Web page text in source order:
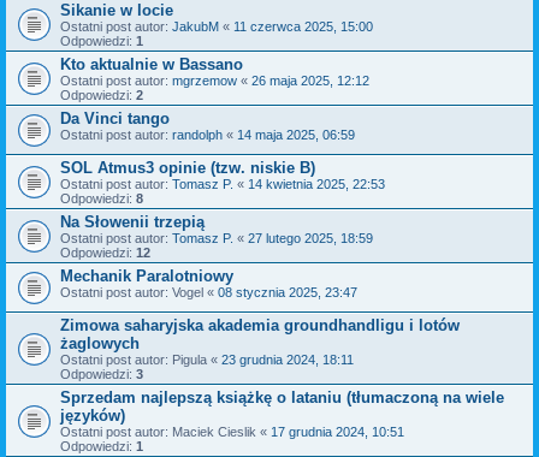
Sikanie w locie
Ostatni post autor: JakubM « 11 czerwca 2025, 15:00
Odpowiedzi: 1
Kto aktualnie w Bassano
Ostatni post autor: mgrzemow « 26 maja 2025, 12:12
Odpowiedzi: 2
Da Vinci tango
Ostatni post autor: randolph « 14 maja 2025, 06:59
SOL Atmus3 opinie (tzw. niskie B)
Ostatni post autor: Tomasz P. « 14 kwietnia 2025, 22:53
Odpowiedzi: 8
Na Słowenii trzepią
Ostatni post autor: Tomasz P. « 27 lutego 2025, 18:59
Odpowiedzi: 12
Mechanik Paralotniowy
Ostatni post autor: Vogel « 08 stycznia 2025, 23:47
Zimowa saharyjska akademia groundhandligu i lotów
żaglowych
Ostatni post autor: Pigula « 23 grudnia 2024, 18:11
Odpowiedzi: 3
Sprzedam najlepszą książkę o lataniu (tłumaczoną na wiele
języków)
Ostatni post autor: Maciek Cieslik « 17 grudnia 2024, 10:51
Odpowiedzi: 1